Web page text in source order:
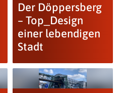
Der Döppersberg
– Top_Design
einer lebendigen
Stadt